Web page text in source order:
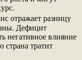
отражает разницу
Дефицит
негативное влияние
страна тратит